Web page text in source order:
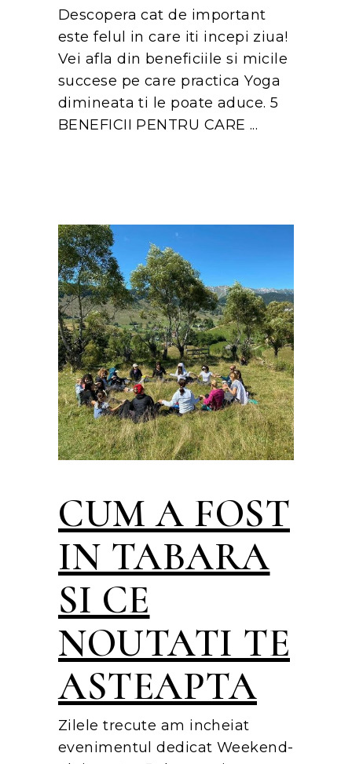
Descopera cat de important
este felul in care iti incepi ziua!
Vei afla din beneficiile si micile
succese pe care practica Yoga
dimineata ti le poate aduce. 5
BENEFICII PENTRU CARE
CUM A FOST
IN TABARA
SI CE
NOUTATI TE
ASTEAPTA
Zilele trecute am incheiat
evenimentul dedicat Weekend-